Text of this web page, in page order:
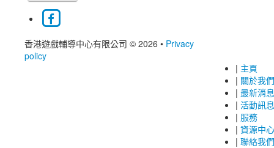
香港遊戲輔導中心有限公司 © 2026 • Privacy
policy
| 主頁
| 關於我們
| 最新消息
| 活動訊息
| 服務
| 資源中心
| 聯絡我們